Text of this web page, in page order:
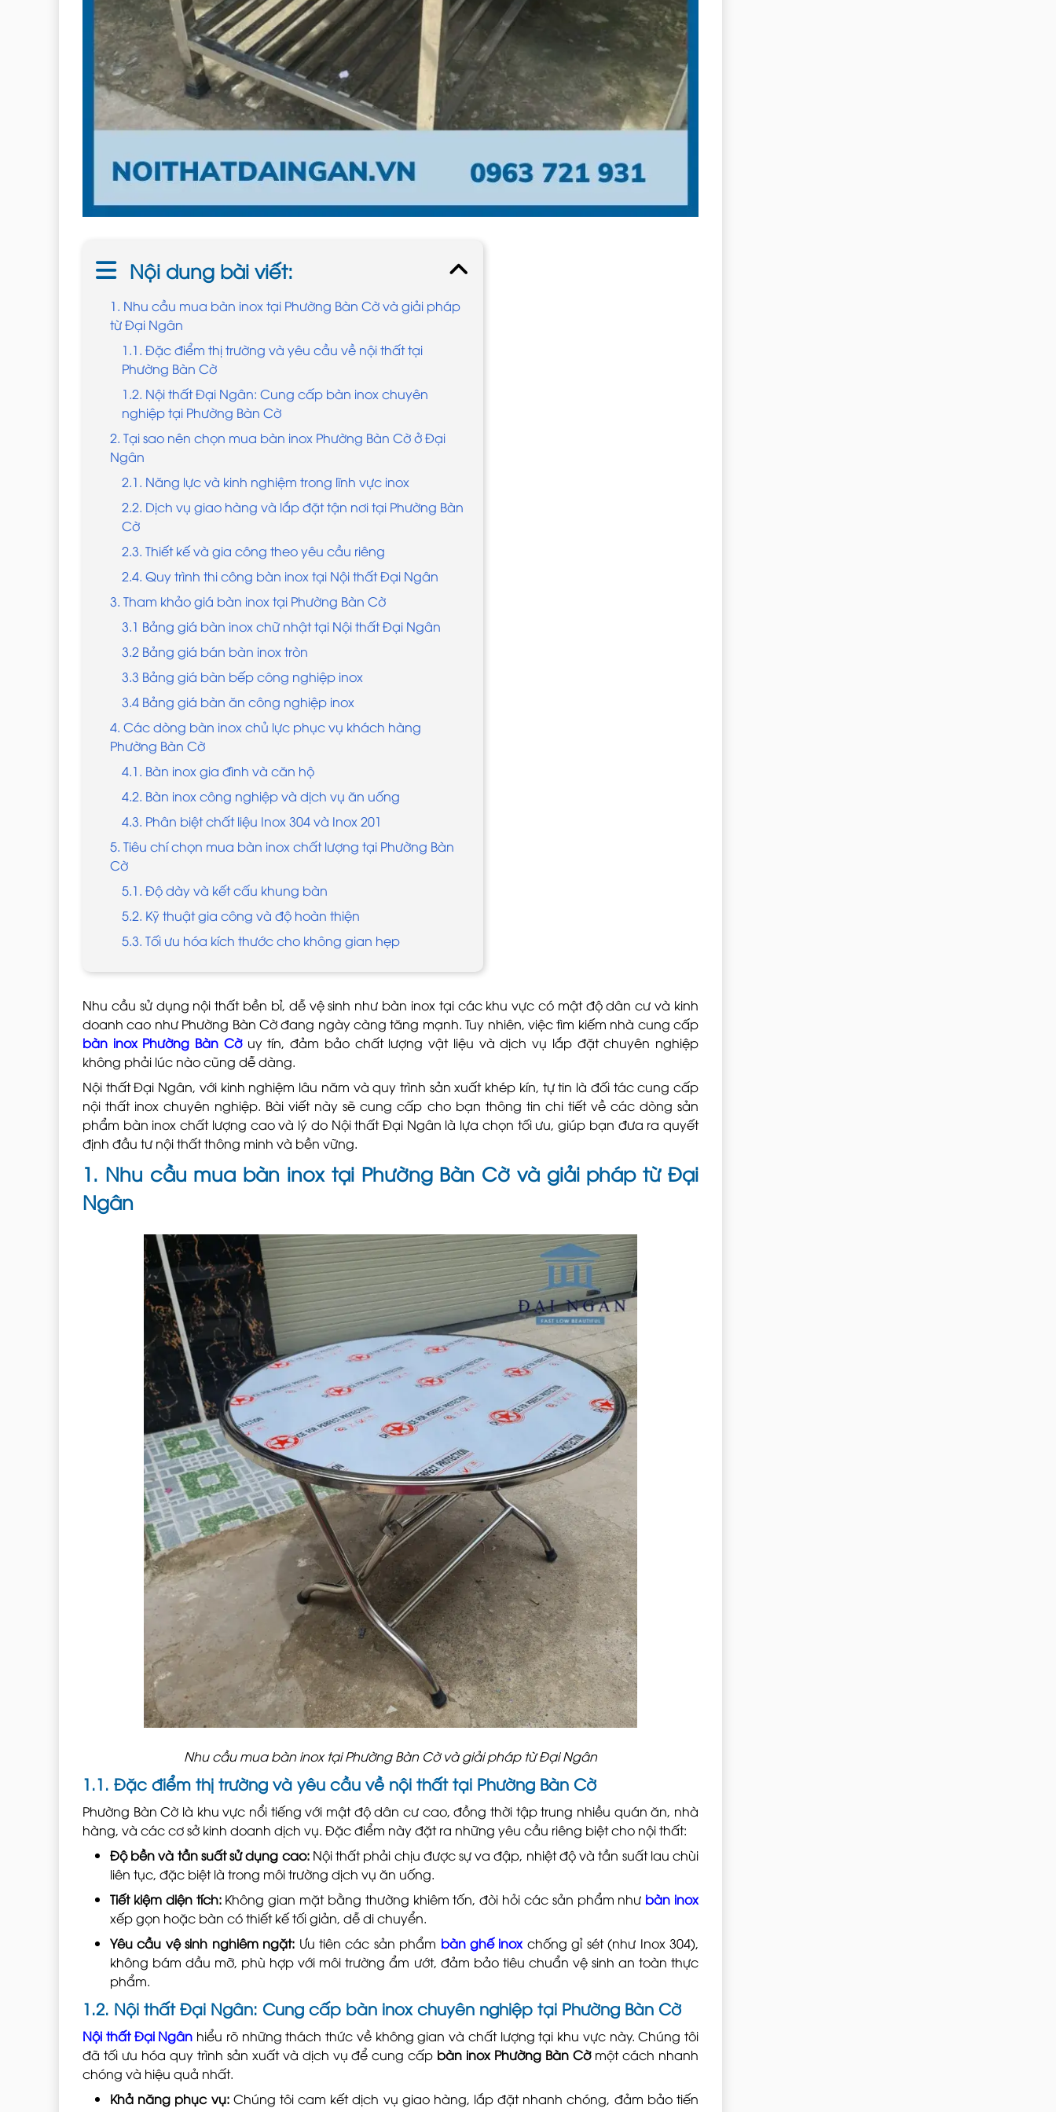
Nội dung bài viết:
1. Nhu cầu mua bàn inox tại Phường Bàn Cờ và giải pháp
từ Đại Ngân
1.1. Đặc điểm thị trường và yêu cầu về nội thất tại
Phường Bàn Cờ
1.2. Nội thất Đại Ngân: Cung cấp bàn inox chuyên
nghiệp tại Phường Bàn Cờ
2. Tại sao nên chọn mua bàn inox Phường Bàn Cờ ở Đại
Ngân
2.1. Năng lực và kinh nghiệm trong lĩnh vực inox
2.2. Dịch vụ giao hàng và lắp đặt tận nơi tại Phường Bàn
Cờ
2.3. Thiết kế và gia công theo yêu cầu riêng
2.4. Quy trình thi công bàn inox tại Nội thất Đại Ngân
3. Tham khảo giá bàn inox tại Phường Bàn Cờ
3.1 Bảng giá bàn inox chữ nhật tại Nội thất Đại Ngân
3.2 Bảng giá bán bàn inox tròn
3.3 Bảng giá bàn bếp công nghiệp inox
3.4 Bảng giá bàn ăn công nghiệp inox
4. Các dòng bàn inox chủ lực phục vụ khách hàng
Phường Bàn Cờ
4.1. Bàn inox gia đình và căn hộ
4.2. Bàn inox công nghiệp và dịch vụ ăn uống
4.3. Phân biệt chất liệu Inox 304 và Inox 201
5. Tiêu chí chọn mua bàn inox chất lượng tại Phường Bàn
Cờ
5.1. Độ dày và kết cấu khung bàn
5.2. Kỹ thuật gia công và độ hoàn thiện
5.3. Tối ưu hóa kích thước cho không gian hẹp
Nhu cầu sử dụng nội thất bền bỉ, dễ vệ sinh như bàn inox tại các khu vực có mật độ dân cư và kinh
doanh cao như Phường Bàn Cờ đang ngày càng tăng mạnh. Tuy nhiên, việc tìm kiếm nhà cung cấp
bàn inox Phường Bàn Cờuy tín, đảm bảo chất lượng vật liệu và dịch vụ lắp đặt chuyên nghiệp
không phải lúc nào cũng dễ dàng.
Nội thất Đại Ngân, với kinh nghiệm lâu năm và quy trình sản xuất khép kín, tự tin là đối tác cung cấp
nội thất inox chuyên nghiệp. Bài viết này sẽ cung cấp cho bạn thông tin chi tiết về các dòng sản
phẩm bàn inox chất lượng cao và lý do Nội thất Đại Ngân là lựa chọn tối ưu, giúp bạn đưa ra quyết
định đầu tư nội thất thông minh và bền vững.
1. Nhu cầu mua bàn inox tại Phường Bàn Cờ và giải pháp từ Đại
Ngân
Nhu cầu mua bàn inox tại Phường Bàn Cờ và giải pháp từ Đại Ngân
1.1. Đặc điểm thị trường và yêu cầu về nội thất tại Phường Bàn Cờ
Phường Bàn Cờ là khu vực nổi tiếng với mật độ dân cư cao, đồng thời tập trung nhiều quán ăn, nhà
hàng, và các cơ sở kinh doanh dịch vụ. Đặc điểm này đặt ra những yêu cầu riêng biệt cho nội thất:
Độ bền và tần suất sử dụng cao: Nội thất phải chịu được sự va đập, nhiệt độ và tần suất lau chùi
liên tục, đặc biệt là trong môi trường dịch vụ ăn uống.
Tiết kiệm diện tích: Không gian mặt bằng thường khiêm tốn, đòi hỏi các sản phẩm như bàn inox
xếp gọn hoặc bàn có thiết kế tối giản, dễ di chuyển.
Yêu cầu vệ sinh nghiêm ngặt: Ưu tiên các sản phẩm bàn ghế inox chống gỉ sét (như Inox 304),
không bám dầu mỡ, phù hợp với môi trường ẩm ướt, đảm bảo tiêu chuẩn vệ sinh an toàn thực
phẩm.
1.2. Nội thất Đại Ngân: Cung cấp bàn inox chuyên nghiệp tại Phường Bàn Cờ
Nội thất Đại Ngân hiểu rõ những thách thức về không gian và chất lượng tại khu vực này. Chúng tôi
đã tối ưu hóa quy trình sản xuất và dịch vụ để cung cấp bàn inox Phường Bàn Cờmột cách nhanh
chóng và hiệu quả nhất.
Khả năng phục vụ:Chúng tôi cam kết dịch vụ giao hàng, lắp đặt nhanh chóng, đảm bảo tiến